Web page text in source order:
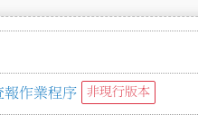
報作業程序 非現行版本